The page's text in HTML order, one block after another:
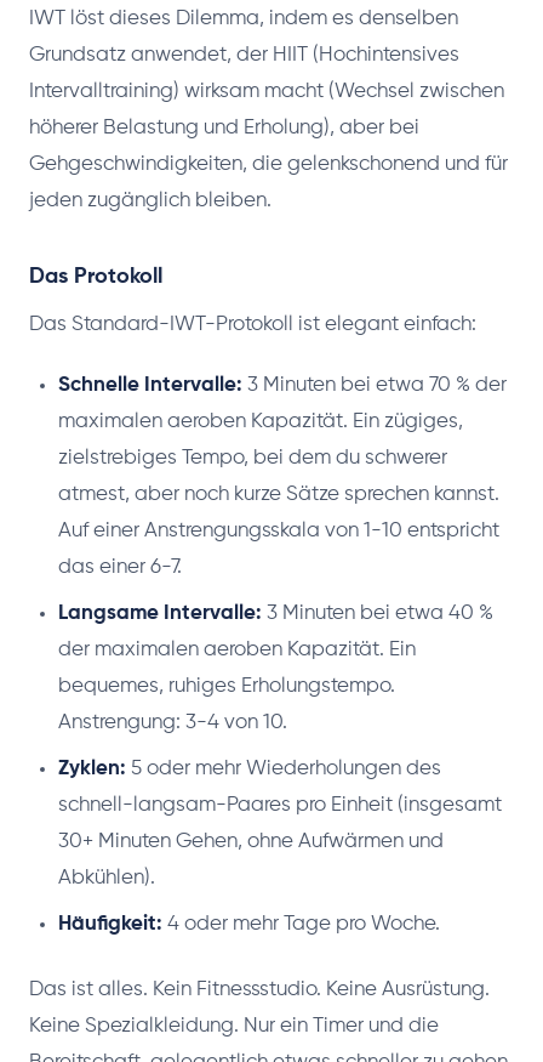
IWT löst dieses Dilemma, indem es denselben
Grundsatz anwendet, der HIIT (Hochintensives
Intervalltraining) wirksam macht (Wechsel zwischen
höherer Belastung und Erholung), aber bei
Gehgeschwindigkeiten, die gelenkschonend und für
jeden zugänglich bleiben.
Das Protokoll
Das Standard-IWT-Protokoll ist elegant einfach:
Schnelle Intervalle: 3 Minuten bei etwa 70 % der
maximalen aeroben Kapazität. Ein zügiges,
zielstrebiges Tempo, bei dem du schwerer
atmest, aber noch kurze Sätze sprechen kannst.
Auf einer Anstrengungsskala von 1-10 entspricht
das einer 6-7.
Langsame Intervalle: 3 Minuten bei etwa 40 %
der maximalen aeroben Kapazität. Ein
bequemes, ruhiges Erholungstempo.
Anstrengung: 3-4 von 10.
Zyklen: 5 oder mehr Wiederholungen des
schnell-langsam-Paares pro Einheit (insgesamt
30+ Minuten Gehen, ohne Aufwärmen und
Abkühlen).
Häufigkeit: 4 oder mehr Tage pro Woche.
Das ist alles. Kein Fitnessstudio. Keine Ausrüstung.
Keine Spezialkleidung. Nur ein Timer und die